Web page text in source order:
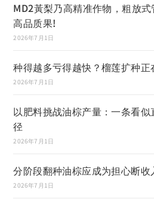
MD2黃梨乃高精准作物，粗放
高品质果!
2026年7月1日
种得越多亏得越快？榴莲扩种正
2026年7月1日
以肥料挑战油棕产量：一条看
径
2026年7月1日
分阶段翻种油棕应成为担心断
2026年7月1日